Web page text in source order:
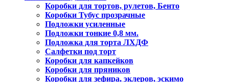
Коробки для тортов, рулетов, Бенто
Коробки Тубус прозрачные
Подложки усиленные
Подложки тонкие 0,8 мм.
Подложка для торта ЛХДФ
Салфетки под торт
Коробки для капкейков
Коробки для пряников
Коробки для зефира, эклеров, эскимо